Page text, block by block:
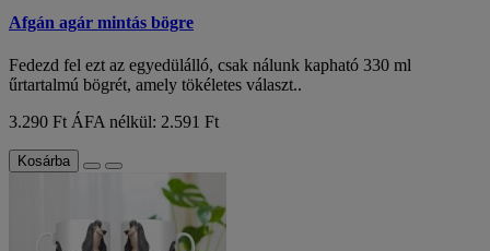
Afgán agár mintás bögre
Fedezd fel ezt az egyedülálló, csak nálunk kapható 330 ml
űrtartalmú bögrét, amely tökéletes választ..
3.290 Ft ÁFA nélkül: 2.591 Ft
Kosárba